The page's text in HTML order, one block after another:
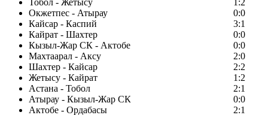
Тобол - Жетысу
1:2
Окжетпес - Атырау
0:0
Кайсар - Каспий
3:1
Кайрат - Шахтер
0:0
Кызыл-Жар СК - Актобе
0:0
Махтаарал - Аксу
2:0
Шахтер - Кайсар
2:2
Жетысу - Кайрат
1:2
Астана - Тобол
2:1
Атырау - Кызыл-Жар СК
0:0
Актобе - Ордабасы
2:1